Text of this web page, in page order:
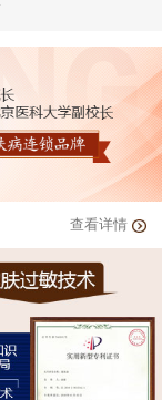
查看详情